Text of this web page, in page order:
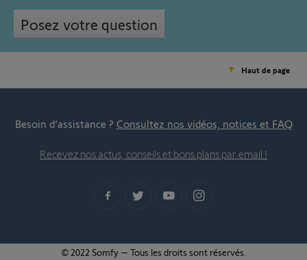
Posez votre question
Haut de page
Besoin d’assistance ? Consultez nos vidéos, notices et FAQ
Recevez nos actus, conseils et bons plans par email !
© 2022 Somfy – Tous les droits sont réservés.